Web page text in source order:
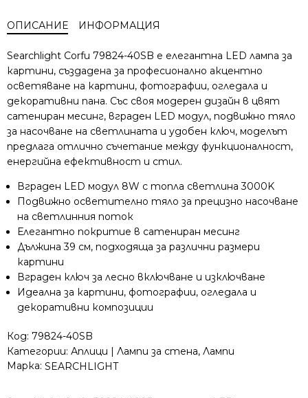
с
Corfu
Searchlight
79824-
40SB
–
лампа
за
картини
8W
3000K
сатениран
месинг
ОПИСАНИЕ ИНФОРМАЦИЯ
Searchlight Corfu 79824-40SB е елегантна LED лампа за
картини, създадена за професионално акцентно
осветяване на картини, фотографии, огледала и
декоративни пана. Със своя модерен дизайн в цвят
сатениран месинг, вграден LED модул, подвижно тяло
за насочване на светлината и удобен ключ, моделът
предлага отлично съчетание между функционалност,
енергийна ефективност и стил.
Вграден LED модул 8W с топла светлина 3000K
Подвижно осветително тяло за прецизно насочване
на светлинния поток
Елегантно покритие в сатениран месинг
Дължина 39 см, подходяща за различни размери
картини
Вграден ключ за лесно включване и изключване
Идеална за картини, фотографии, огледала и
декоративни композиции
Код: 79824-40SB
Категории: Аплици | Лампи за стена, Лампи
Марка: SEARCHLIGHT